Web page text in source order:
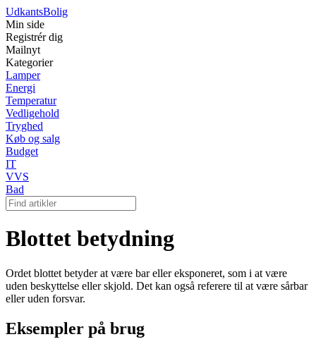
UdkantsBolig
Min side
Registrér dig
Mailnyt
Kategorier
Lamper
Energi
Temperatur
Vedligehold
Tryghed
Køb og salg
Budget
IT
VVS
Bad
Blottet betydning
Ordet blottet betyder at være bar eller eksponeret, som i at være
uden beskyttelse eller skjold. Det kan også referere til at være sårbar
eller uden forsvar.
Eksempler på brug